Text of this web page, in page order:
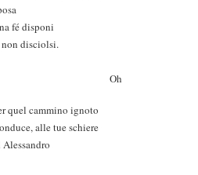
fé disponi
non disciolsi.
quel cammino ignoto
alle tue schiere